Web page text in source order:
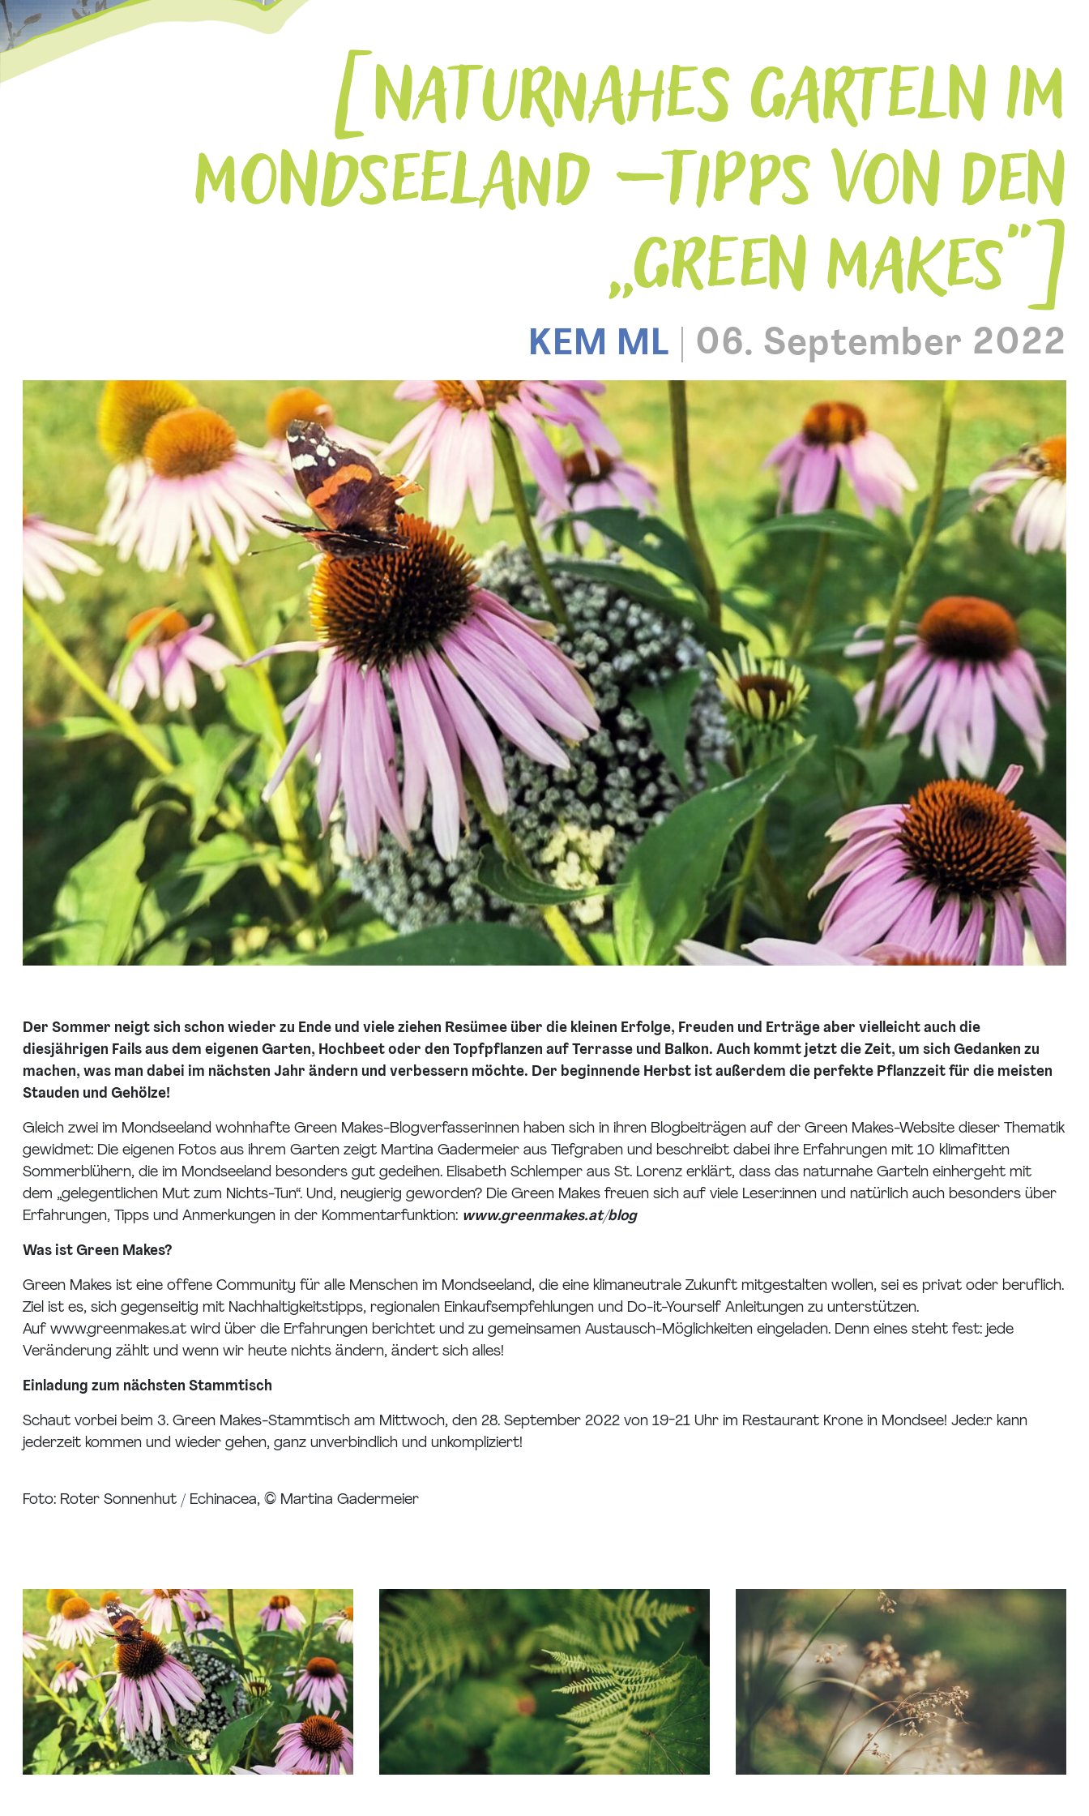
NATURNAHES GARTELN IM
MONDSEELAND – TIPPS VON DEN
„GREEN MAKES“
KEM ML 06. September 2022
Der Sommer neigt sich schon wieder zu Ende und viele ziehen Resümee über die kleinen Erfolge, Freuden und Erträge aber vielleicht auch die
diesjährigen Fails aus dem eigenen Garten, Hochbeet oder den Topfpflanzen auf Terrasse und Balkon. Auch kommt jetzt die Zeit, um sich Gedanken zu
machen, was man dabei im nächsten Jahr ändern und verbessern möchte. Der beginnende Herbst ist außerdem die perfekte Pflanzzeit für die meisten
Stauden und Gehölze!
Gleich zwei im Mondseeland wohnhafte Green Makes-Blogverfasserinnen haben sich in ihren Blogbeiträgen auf der Green Makes-Website dieser Thematik
gewidmet: Die eigenen Fotos aus ihrem Garten zeigt Martina Gadermeier aus Tiefgraben und beschreibt dabei ihre Erfahrungen mit 10 klimafitten
Sommerblühern, die im Mondseeland besonders gut gedeihen. Elisabeth Schlemper aus St. Lorenz erklärt, dass das naturnahe Garteln einhergeht mit
dem „gelegentlichen Mut zum Nichts-Tun“. Und, neugierig geworden? Die Green Makes freuen sich auf viele Leser:innen und natürlich auch besonders über
Erfahrungen, Tipps und Anmerkungen in der Kommentarfunktion: www.greenmakes.at/blog
Was ist Green Makes?
Green Makes ist eine offene Community für alle Menschen im Mondseeland, die eine klimaneutrale Zukunft mitgestalten wollen, sei es privat oder beruflich.
Ziel ist es, sich gegenseitig mit Nachhaltigkeitstipps, regionalen Einkaufsempfehlungen und Do-it-Yourself Anleitungen zu unterstützen.
Auf www.greenmakes.at wird über die Erfahrungen berichtet und zu gemeinsamen Austausch-Möglichkeiten eingeladen. Denn eines steht fest: jede
Veränderung zählt und wenn wir heute nichts ändern, ändert sich alles!
Einladung zum nächsten Stammtisch
Schaut vorbei beim 3. Green Makes-Stammtisch am Mittwoch, den 28. September 2022 von 19-21 Uhr im Restaurant Krone in Mondsee! Jede:r kann
jederzeit kommen und wieder gehen, ganz unverbindlich und unkompliziert!
Foto: Roter Sonnenhut / Echinacea, © Martina Gadermeier